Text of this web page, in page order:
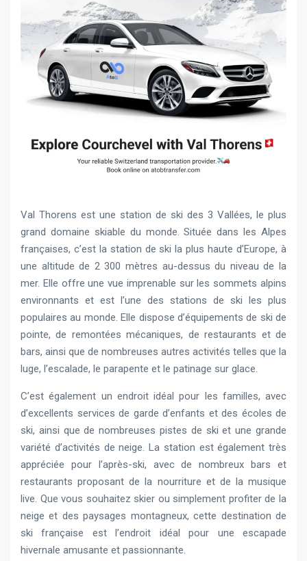
Val Thorens est une station de ski des 3 Vallées, le plus
grand domaine skiable du monde. Située dans les Alpes
françaises, c’est la station de ski la plus haute d’Europe, à
une altitude de 2 300 mètres au-dessus du niveau de la
mer. Elle offre une vue imprenable sur les sommets alpins
environnants et est l’une des stations de ski les plus
populaires au monde. Elle dispose d’équipements de ski de
pointe, de remontées mécaniques, de restaurants et de
bars, ainsi que de nombreuses autres activités telles que la
luge, l’escalade, le parapente et le patinage sur glace.
C’est également un endroit idéal pour les familles, avec
d’excellents services de garde d’enfants et des écoles de
ski, ainsi que de nombreuses pistes de ski et une grande
variété d’activités de neige. La station est également très
appréciée pour l’après-ski, avec de nombreux bars et
restaurants proposant de la nourriture et de la musique
live. Que vous souhaitez skier ou simplement profiter de la
neige et des paysages montagneux, cette destination de
ski française est l’endroit idéal pour une escapade
hivernale amusante et passionnante.